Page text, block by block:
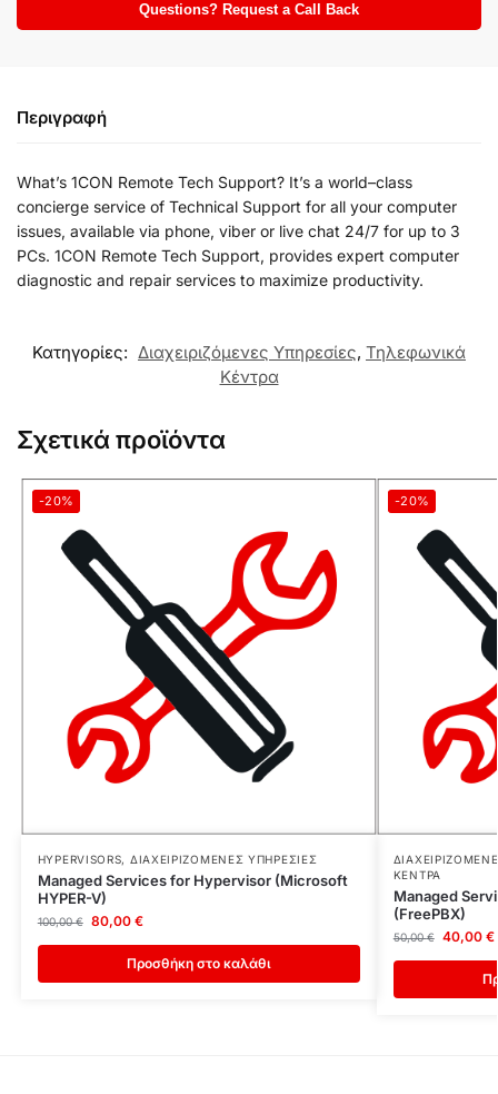
Questions? Request a Call Back
Περιγραφή
What’s 1CON Remote Tech Support? It’s a world–class
concierge service of Technical Support for all your computer
issues, available via phone, viber or live chat 24/7 for up to 3
PCs. 1CON Remote Tech Support, provides expert computer
diagnostic and repair services to maximize productivity.
Κατηγορίες: Διαχειριζόμενες Υπηρεσίες, Τηλεφωνικά
Κέντρα
Σχετικά προϊόντα
-20%
HYPERVISORS, ΔΙΑΧΕΙΡΙΖΌΜΕΝΕΣ ΥΠΗΡΕΣΊΕΣ
Managed Services for Hypervisor (Microsoft
HYPER-V)
100,00€ 80,00 €
Προσθήκη στο καλάθι
-20%
ΚΈΝΤΡΑ
Managed
(FreePBX)
50,00€ 40,00 €